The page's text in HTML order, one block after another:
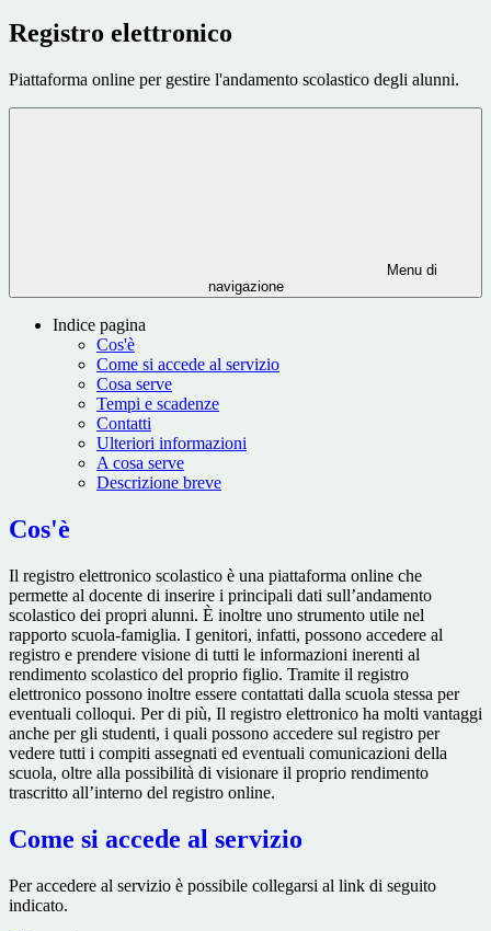
Registro elettronico
Piattaforma online per gestire l'andamento scolastico degli alunni.
Menu di
navigazione
Indice pagina
Cos'è
Come si accede al servizio
Cosa serve
Tempi e scadenze
Contatti
Ulteriori informazioni
A cosa serve
Descrizione breve
Cos'è
Il registro elettronico scolastico è una piattaforma online che
permette al docente di inserire i principali dati sull’andamento
scolastico dei propri alunni. È inoltre uno strumento utile nel
rapporto scuola-famiglia. I genitori, infatti, possono accedere al
registro e prendere visione di tutti le informazioni inerenti al
rendimento scolastico del proprio figlio. Tramite il registro
elettronico possono inoltre essere contattati dalla scuola stessa per
eventuali colloqui. Per di più, Il registro elettronico ha molti vantaggi
anche per gli studenti, i quali possono accedere sul registro per
vedere tutti i compiti assegnati ed eventuali comunicazioni della
scuola, oltre alla possibilità di visionare il proprio rendimento
trascritto all’interno del registro online.
Come si accede al servizio
Per accedere al servizio è possibile collegarsi al link di seguito
indicato.